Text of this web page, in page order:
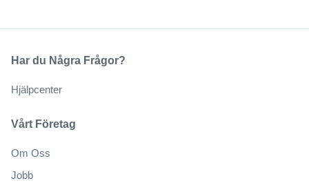
Vårt Företag
Om Oss
Jobb
Har du Några Frågor?
Hjälpcenter